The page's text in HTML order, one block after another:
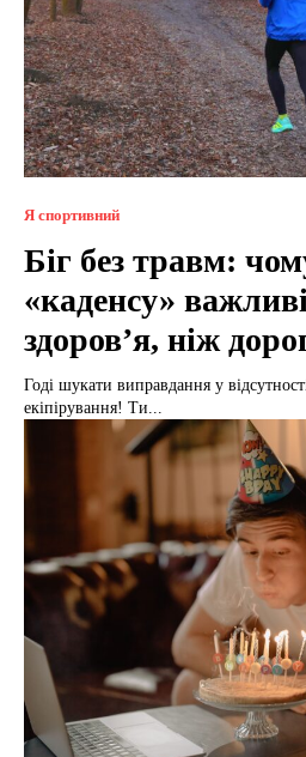
Я спортивний
Біг без травм:
«каденсу»
здоров’я, ніж
Годі шукати виправдання у
екіпірування! Ти...